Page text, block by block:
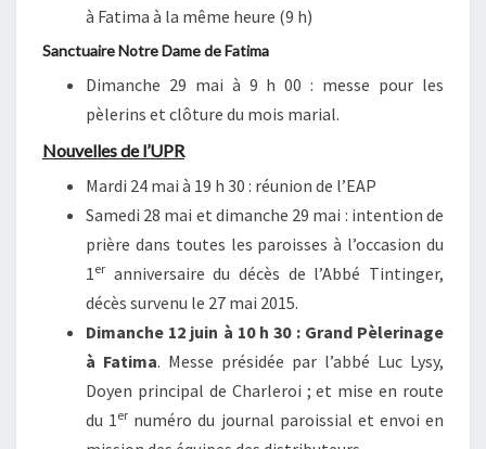
à Fatima à la même heure (9 h)
Sanctuaire Notre Dame de Fatima
Dimanche 29 mai à 9 h 00 : messe pour les
pèlerins et clôture du mois marial.
Nouvelles de l’UPR
Mardi 24 mai à 19 h 30 : réunion de l’EAP
Samedi 28 mai et dimanche 29 mai : intention de
prière dans toutes les paroisses à l’occasion du
1er anniversaire du décès de l’Abbé Tintinger,
décès survenu le 27 mai 2015.
Dimanche 12 juin à 10 h 30 : Grand Pèlerinage
à Fatima. Messe présidée par l’abbé Luc Lysy,
Doyen principal de Charleroi ; et mise en route
du 1er numéro du journal paroissial et envoi en